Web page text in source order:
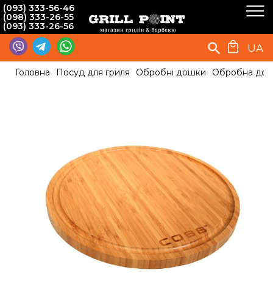
(093) 333-56-46
(098) 333-26-55
(093) 333-26-56
UA
Головна Посуд для гриля Обробні дошки Обробна